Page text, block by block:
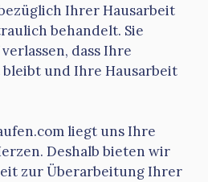
Ihrer Hausarbeit
behandelt. Sie
dass Ihre
und Ihre Hausarbeit
liegt uns Ihre
Deshalb bieten wir
zur Überarbeitung Ihrer